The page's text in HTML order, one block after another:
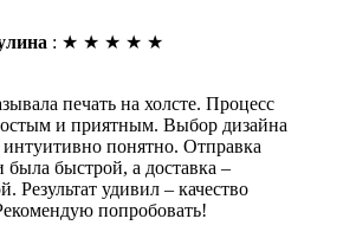
: ★ ★ ★ ★ ★
печать на холсте. Процесс
и приятным. Выбор дизайна
интуитивно понятно. Отправка
была быстрой, а доставка –
Результат удивил – качество
попробовать!